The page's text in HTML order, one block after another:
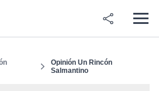
Opinión Un Rincón
Salmantino